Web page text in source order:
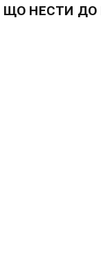
ЩО НЕСТИ ДО